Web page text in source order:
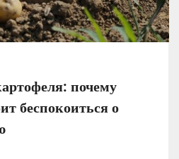
почему
беспокоиться о